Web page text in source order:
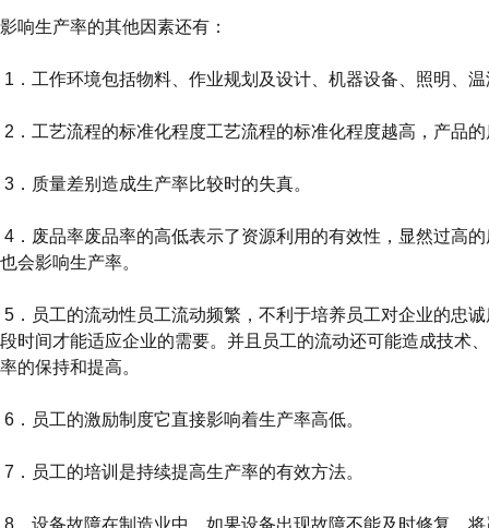
影响生产率的其他因素还有：
1．工作环境包括物料、作业规划及设计、机器设备、照明、
2．工艺流程的标准化程度工艺流程的标准化程度越高，产品
3．质量差别造成生产率比较时的失真。
4．废品率废品率的高低表示了资源利用的有效性，显然过高
也会影响生产率。
5．员工的流动性员工流动频繁，不利于培养员工对企业的忠
段时间才能适应企业的需要。并且员工的流动还可能造成技术
率的保持和提高。
6．员工的激励制度它直接影响着生产率高低。
7．员工的培训是持续提高生产率的有效方法。
8．设备故障在制造业中，如果设备出现故障不能及时修复，